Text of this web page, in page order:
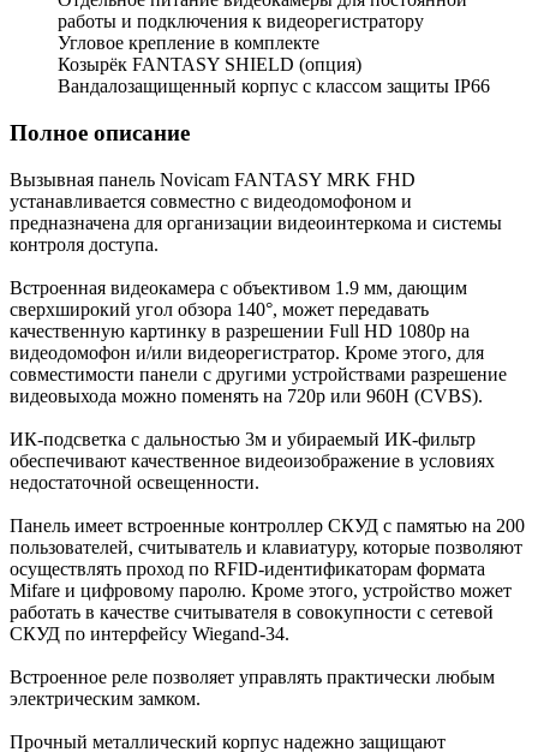
работы и подключения к видеорегистратору
Угловое крепление в комплекте
Козырёк FANTASY SHIELD (опция)
Вандалозащищенный корпус с классом защиты IP66
Полное описание
Вызывная панель Novicam FANTASY MRK FHD
устанавливается совместно с видеодомофоном и
предназначена для организации видеоинтеркома и системы
контроля доступа.
Встроенная видеокамера с объективом 1.9 мм, дающим
сверхширокий угол обзора 140°, может передавать
качественную картинку в разрешении Full HD 1080p на
видеодомофон и/или видеорегистратор. Кроме этого, для
совместимости панели с другими устройствами разрешение
видеовыхода можно поменять на 720p или 960H (CVBS).
ИК-подсветка с дальностью 3м и убираемый ИК-фильтр
обеспечивают качественное видеоизображение в условиях
недостаточной освещенности.
Панель имеет встроенные контроллер СКУД с памятью на 200
пользователей, считыватель и клавиатуру, которые позволяют
осуществлять проход по RFID-идентификаторам формата
Mifare и цифровому паролю. Кроме этого, устройство может
работать в качестве считывателя в совокупности с сетевой
СКУД по интерфейсу Wiegand-34.
Встроенное реле позволяет управлять практически любым
электрическим замком.
Прочный металлический корпус надежно защищают